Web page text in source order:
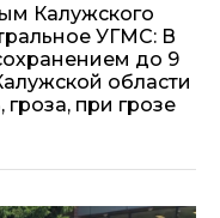
Калужского
УГМС: В
до 9
области
при грозе